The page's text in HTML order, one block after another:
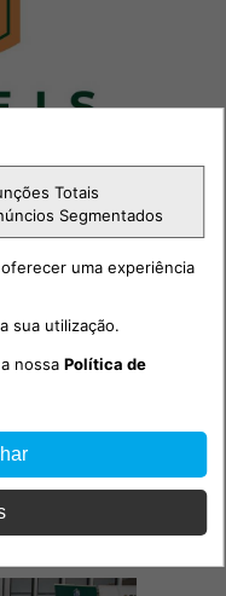
Totais
Segmentados
uma experiência
sua utilização.
a nossaPolítica de